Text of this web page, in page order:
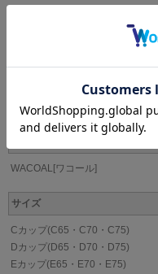
・レースとカップ左脇のアップリ
（E～G）カップ・・・パッドを
WACOAL[ワコール]
サイズ
Cカップ(C65・C70・C75)
Dカップ(D65・D70・D75)
Eカップ(E65・E70・E75)